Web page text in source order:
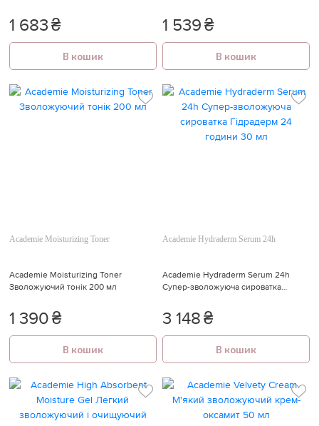
1 683₴
В кошик
1 539₴
В кошик
Academie Moisturizing Toner
Academie Moisturizing Toner
Зволожуючий тонік 200 мл
1 390₴
В кошик
Academie Hydraderm Serum 24h
Academie Hydraderm Serum 24h
Супер-зволожуюча сироватка
3 148₴
В кошик